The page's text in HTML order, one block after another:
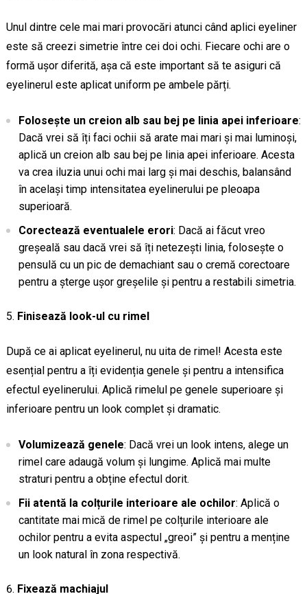
Unul dintre cele mai mari provocări atunci când aplici eyeliner
este să creezi simetrie între cei doi ochi. Fiecare ochi are o
formă ușor diferită, așa că este important să te asiguri că
eyelinerul este aplicat uniform pe ambele părți.
Folosește un creion alb sau bej pe linia apei inferioare:
Dacă vrei să îți faci ochii să arate mai mari și mai luminoși,
aplică un creion alb sau bej pe linia apei inferioare. Acesta
va crea iluzia unui ochi mai larg și mai deschis, balansând
în același timp intensitatea eyelinerului pe pleoapa
superioară.
Corectează eventualele erori: Dacă ai făcut vreo
greșeală sau dacă vrei să îți netezești linia, folosește o
pensulă cu un pic de demachiant sau o cremă corectoare
pentru a șterge ușor greșelile și pentru a restabili simetria.
Finisează look-ul cu rimel
După ce ai aplicat eyelinerul, nu uita de rimel! Acesta este
esențial pentru a îți evidenția genele și pentru a intensifica
efectul eyelinerului. Aplică rimelul pe genele superioare și
inferioare pentru un look complet și dramatic.
Volumizează genele: Dacă vrei un look intens, alege un
rimel care adaugă volum și lungime. Aplică mai multe
straturi pentru a obține efectul dorit.
Fii atentă la colțurile interioare ale ochilor: Aplică o
cantitate mai mică de rimel pe colțurile interioare ale
ochilor pentru a evita aspectul „greoi” și pentru a menține
un look natural în zona respectivă.
Fixează machiajul